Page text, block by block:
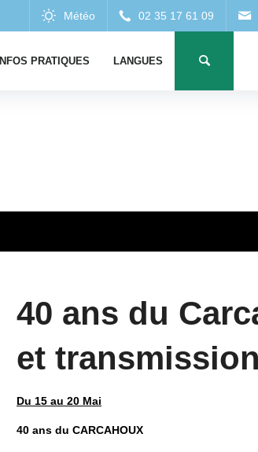
INFOS PRATIQUES LANGUES
40 ans du
et
Du 15 au 20 Mai
40 ans du CARCAHOUX